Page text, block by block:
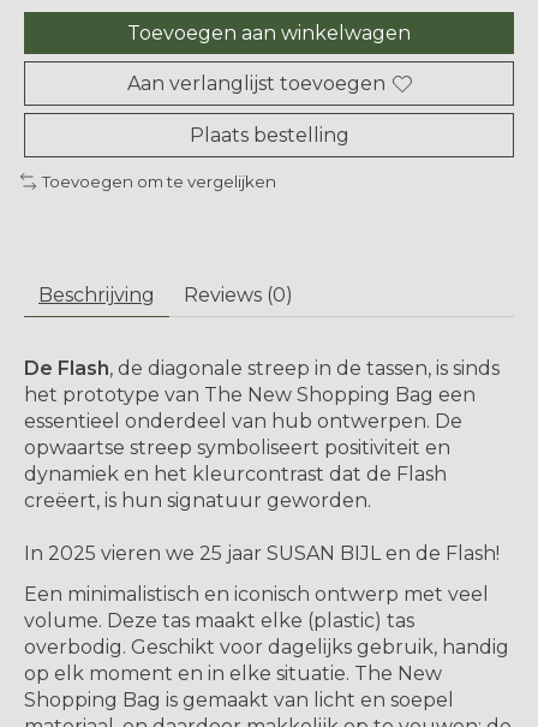
Toevoegen aan winkelwagen
Aan verlanglijst toevoegen
Plaats bestelling
Toevoegen om te vergelijken
Beschrijving Reviews (0)
De Flash, de diagonale streep in de tassen, is sinds
het prototype van The New Shopping Bag een
essentieel onderdeel van hub ontwerpen. De
opwaartse streep symboliseert positiviteit en
dynamiek en het kleurcontrast dat de Flash
creëert, is hun signatuur geworden.
In 2025 vieren we 25 jaar SUSAN BIJL en de Flash!
Een minimalistisch en iconisch ontwerp met veel
volume. Deze tas maakt elke (plastic) tas
overbodig. Geschikt voor dagelijks gebruik, handig
op elk moment en in elke situatie. The New
Shopping Bag is gemaakt van licht en soepel